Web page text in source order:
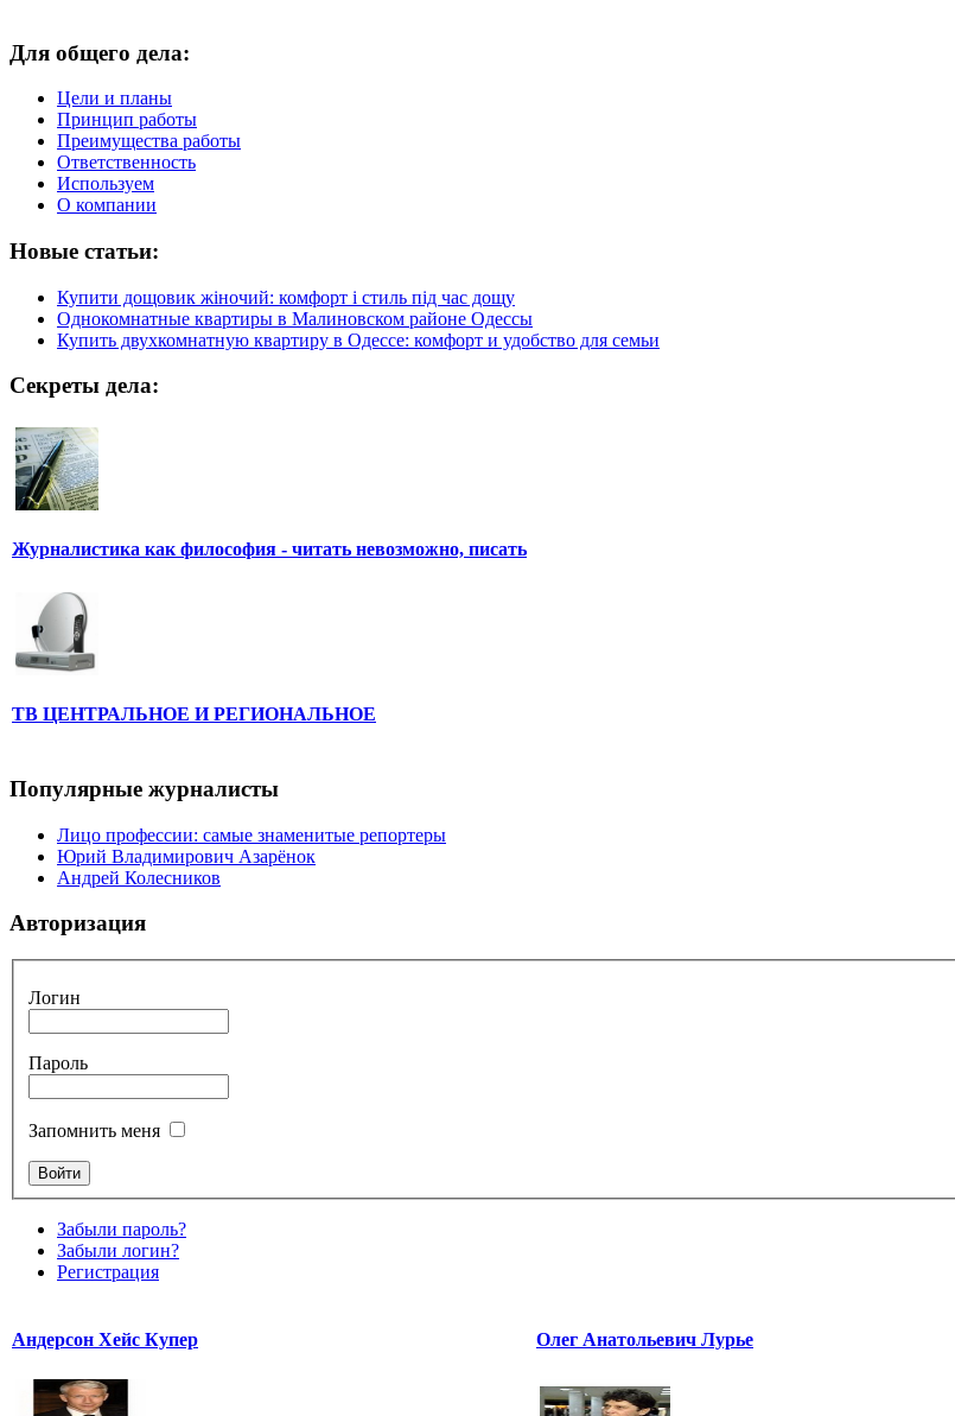
Для общего дела:
Цели и планы
Принцип работы
Преимущества работы
Ответственность
Используем
О компании
Новые статьи:
Купити дощовик жіночий: комфорт і стиль під час дощу
Однокомнатные квартиры в Малиновском районе Одессы
Купить двухкомнатную квартиру в Одессе: комфорт и удобство для семьи
Секреты дела:
Журналистика как философия - читать невозможно, писать
ТВ ЦЕНТРАЛЬНОЕ И РЕГИОНАЛЬНОЕ
Популярные журналисты
Лицо профессии: самые знаменитые репортеры
Юрий Владимирович Азарёнок
Андрей Колесников
Авторизация
Логин
Пароль
Запомнить меня
Забыли пароль?
Забыли логин?
Регистрация
Андерсон Хейс Купер Олег Анатольевич Лурье